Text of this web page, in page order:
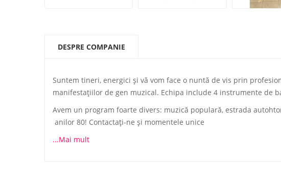
DESPRE COMPANIE
Suntem tineri, energici şi vă vom face o nuntă de vis prin
manifestaţiilor de gen muzical. Echipa include 4 instrumente de
Avem un program foarte divers: muzică populară, estrada
anilor 80! Contactaţi-ne şi momentele unice
...Mai mult